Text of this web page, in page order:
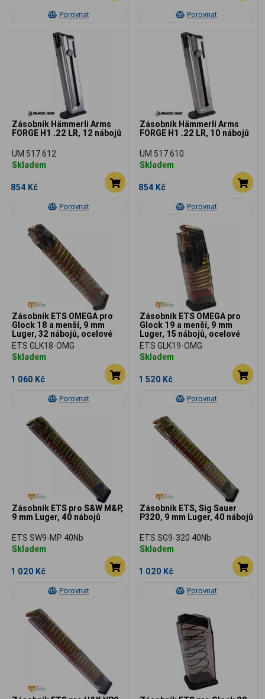
Porovnat Porovnat
Porovnat
Zásobník Hämmerli Arms
FORGE H1 .22 LR, 12 nábojů
UM 517.612
Skladem
854 Kč
Porovnat
Zásobník Hämmerli Arms
FORGE H1 .22 LR, 10 nábojů
UM 517.610
Skladem
854 Kč
Porovnat
Zásobník ETS OMEGA pro
Glock 18 a menší, 9 mm
Luger, 32 nábojů, ocelové
vývodky
ETS GLK18-OMG
Skladem
1 060 Kč
Porovnat
Zásobník ETS OMEGA pro
Glock 19 a menší, 9 mm
Luger, 15 nábojů, ocelové
vývodky
ETS GLK19-OMG
Skladem
1 520 Kč
Porovnat
Zásobník ETS pro S&W M&P,
9 mm Luger, 40 nábojů
ETS SW9-MP 40Nb
Skladem
1 020 Kč
Porovnat
Zásobník ETS, Sig Sauer
P320, 9 mm Luger, 40 nábojů
ETS SG9-320 40Nb
Skladem
1 020 Kč